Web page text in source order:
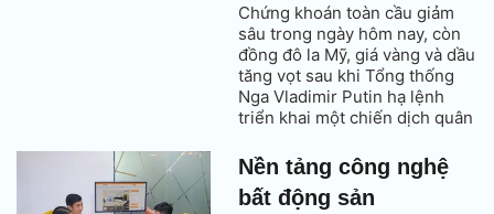
Chứng khoán toàn cầu giảm
sâu trong ngày hôm nay, còn
đồng đô la Mỹ, giá vàng và dầu
tăng vọt sau khi Tổng thống
Nga Vladimir Putin hạ lệnh
triển khai một chiến dịch quân
của Ukraine.
Nền tảng công nghệ
bất động sản